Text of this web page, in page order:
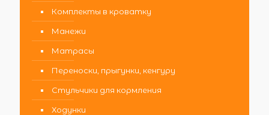
Комплекты в кроватку
Манежи
Матрасы
Переноски, прыгунки, кенгуру
Стульчики для кормления
Ходунки